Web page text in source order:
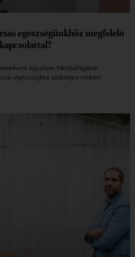
egészségünkhöz megfelelő
Egyetem Mentálhigiéné
egészséghez szükséges emberi